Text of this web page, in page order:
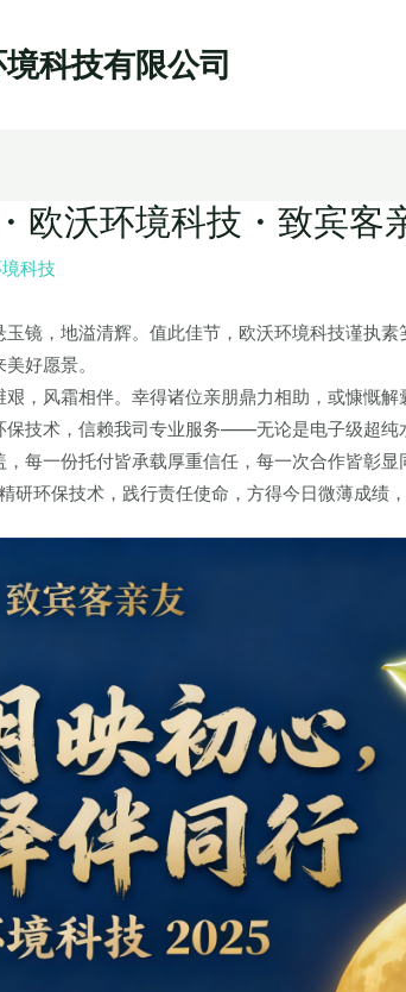
科技有限公司
欧沃环境科技・致宾客
科技
镜，地溢清辉。值此佳节，欧沃环境科技谨执
好愿景。
，风霜相伴。幸得诸位亲朋鼎力相助，或慷慨
保技术，信赖我司专业服务——无论是电子级超
每一份托付皆承载厚重信任，每一次合作皆彰
研环保技术，践行责任使命，方得今日微薄成绩